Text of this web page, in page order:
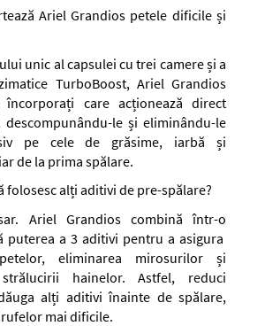
Ariel Grandios petele dificile și
unic al capsuleicu trei camereși a
TurboBoost, Ariel Grandios
care acționează direct
descompunându-le și eliminându-le
pe cele de grăsime, iarbă și
de la prima spălare.
folosesc alți aditivi de pre-spălare?
Ariel Grandios combină într-o
puterea a 3 aditivi pentru a asigura
eliminarea mirosurilor și
strălucirii hainelor. Astfel, reduci
alți aditivi înainte de spălare,
mai dificile.